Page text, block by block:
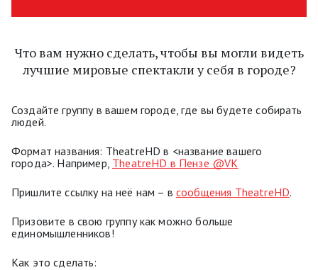
Что вам нужно сделать, чтобы вы могли видеть
лучшие мировые спектакли у себя в городе?
Создайте группу в вашем городе, где вы будете собирать
людей.
Формат названия: TheatreHD в <название вашего
города>. Например, TheatreHD в Пензе @VK
Пришлите ссылку на неё нам – в сообщения TheatreHD.
Призовите в свою группу как можно больше
единомышленников!
Как это сделать: